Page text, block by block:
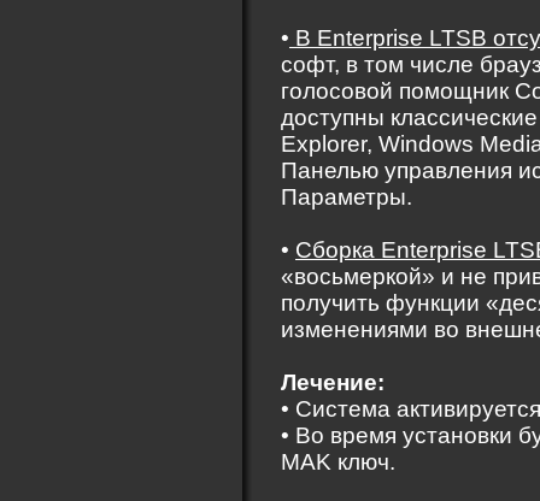
• В Enterprise LTSB
софт, в том числе
голосовой помощник
доступны
Explorer, Windows
Панелью управления
Параметры.
• Сборка Enterprise
«восьмеркой» и не
получить функции
изменениями во
Лечение:
• Система
• Во время установки
MAK ключ.